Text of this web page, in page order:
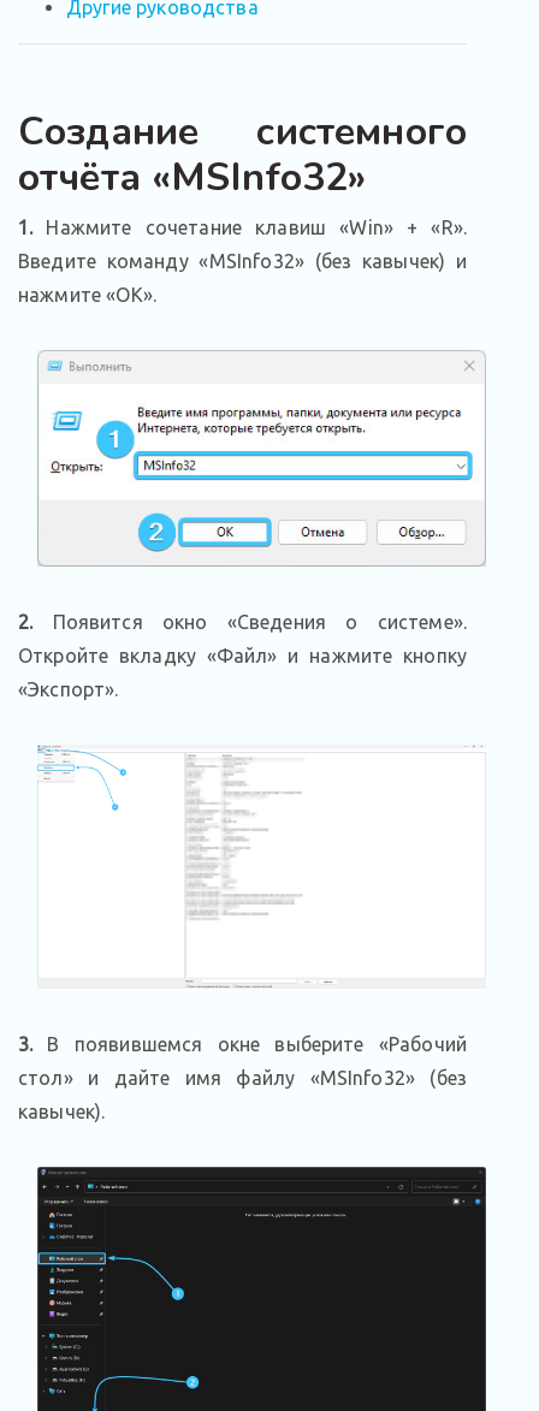
Другие руководства
Создание системного
отчёта «MSInfo32»
1.Нажмите сочетание клавиш «Win» + «R».
Введите команду «MSInfo32» (без кавычек) и
нажмите «ОК».
2.Появится окно «Сведения о системе».
Откройте вкладку «Файл» и нажмите кнопку
«Экспорт».
3.В появившемся окне выберите «Рабочий
стол» и дайте имя файлу «MSInfo32» (без
кавычек).